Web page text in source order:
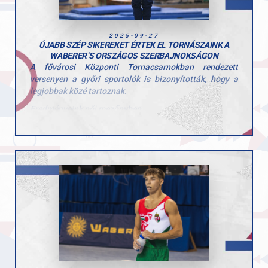
2025-09-27
ÚJABB SZÉP SIKEREKET ÉRTEK EL TORNÁSZAINK A
WABERER’S ORSZÁGOS SZERBAJNOKSÁGON
A fővárosi Központi Tornacsarnokban rendezett
versenyen a győri sportolók is bizonyították, hogy a
legjobbak közé tartoznak.
Eredményeink női mezőnyben
• Péter Sára ugrásban ezüstérmet szerzett (13.150)
Eredményeink férfi mezőnyben
• Ugrás: Molnár Botond ezüst (13.550), Tomcsányi
Benedek bronz (12.850)
• Lólengés: Mészáros Krisztofer arany (14.150),
Tomcsányi Benedek bronz (13.000)
• Talaj: Tomcsányi Benedek arany (13.400)
• Nyújtó: Mészáros Krisztofer arany (13.600)